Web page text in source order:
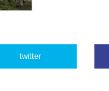
twitter